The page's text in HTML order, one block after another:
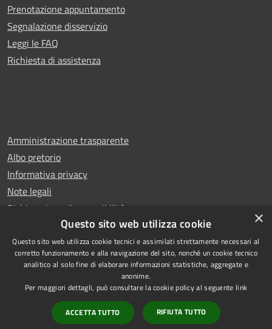
Prenotazione appuntamento
Segnalazione disservizio
Leggi le FAQ
Richiesta di assistenza
Amministrazione trasparente
Albo pretorio
Informativa privacy
Note legali
Dichiarazione di accessibilità
RSS
Accessibilità
Copyright © 2026 • Comune di
Rescaldina • Powered by
Municipium•Accesso
redazione
×
Questo sito web utilizza cookie
Questo sito web utilizza cookie tecnici e assimilati strettamente necessari al
corretto funzionamento e alla navigazione del sito, nonché un cookie tecnico
analitico al solo fine di elaborare informazioni statistiche, aggregate e
anonime.
Per maggiori dettagli, può consultare la cookie policy al seguente link
ACCETTA TUTTO RIFIUTA TUTTO